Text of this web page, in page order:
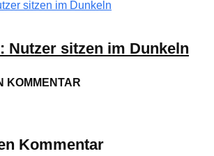
Nutzer sitzen im Dunkeln
KOMMENTAR
Kommentar